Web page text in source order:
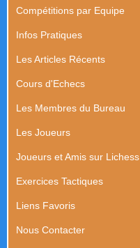
Compétitions par Equipe
Infos Pratiques
Les Articles Récents
Cours d'Echecs
Les Membres du Bureau
Les Joueurs
Joueurs et Amis sur Lichess
Exercices Tactiques
Liens Favoris
Nous Contacter